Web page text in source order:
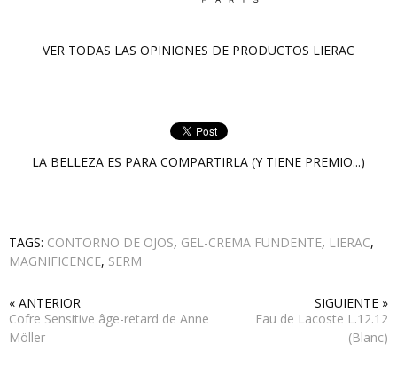
VER TODAS LAS OPINIONES DE PRODUCTOS LIERAC
LA BELLEZA ES PARA COMPARTIRLA (Y TIENE PREMIO...)
TAGS: CONTORNO DE OJOS, GEL-CREMA FUNDENTE, LIERAC,
MAGNIFICENCE, SERM
« ANTERIOR
Cofre Sensitive âge-retard de Anne
Möller
SIGUIENTE »
Eau de Lacoste L.12.12
(Blanc)